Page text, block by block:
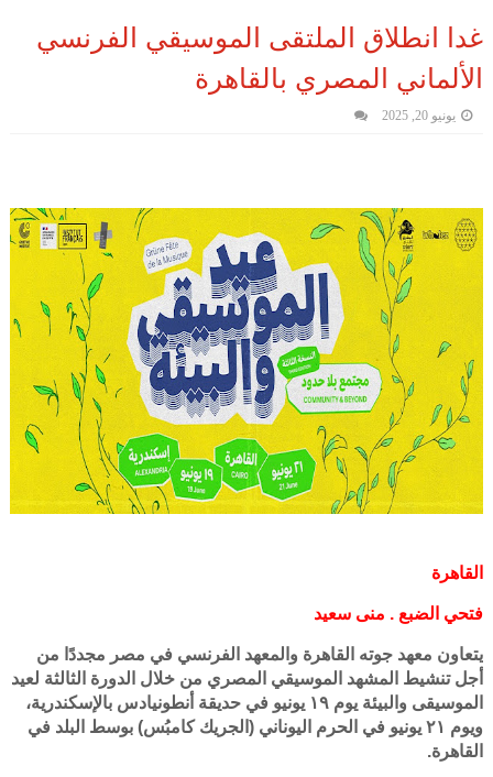
غدا انطلاق الملتقى الموسيقي الفرنسي
الألماني المصري بالقاهرة
يونيو 20, 2025
القاهرة
فتحي الضبع . منى سعيد
يتعاون معهد جوته القاهرة والمعهد الفرنسي في مصر مجددًا من
أجل تنشيط المشهد الموسيقي المصري من خلال الدورة الثالثة لعيد
الموسيقى والبيئة يوم ۱٩ يونيو في حديقة أنطونيادس بالإسكندرية،
ويوم ٢۱ يونيو في الحرم اليوناني (الجريك كامبُس) بوسط البلد في
القاهرة.